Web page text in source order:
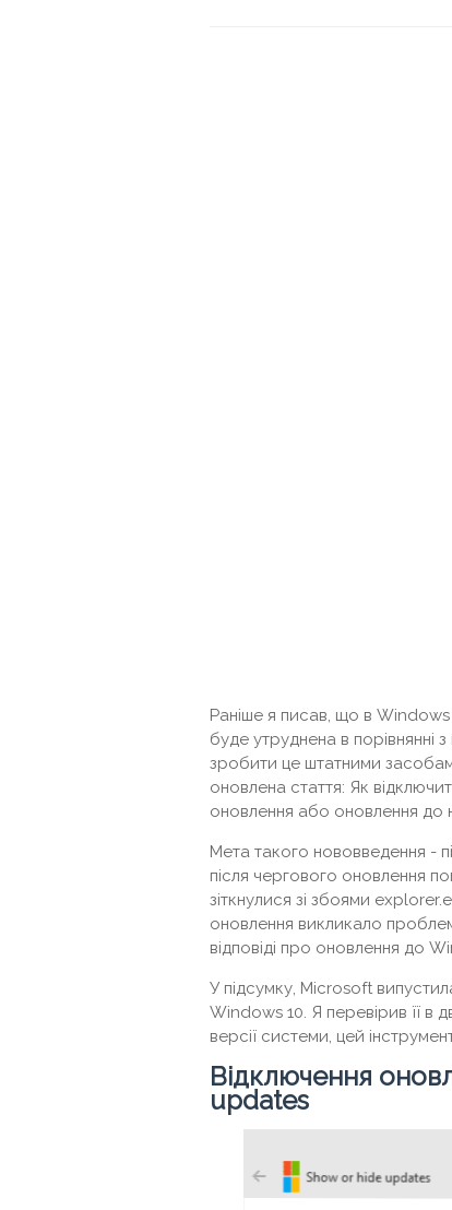
Раніше я писав, що в Windows
буде утруднена в порівнянні
зробити це штатними
оновлена ​​стаття: Як
оновлення або оновлення до
Мета такого нововведення -
після чергового оновлення
зіткнулися зі збоями
оновлення викликало
відповіді про оновлення до
У підсумку, Microsoft
Windows 10. Я перевірив її в
версії системи, цей
Відключення
updates